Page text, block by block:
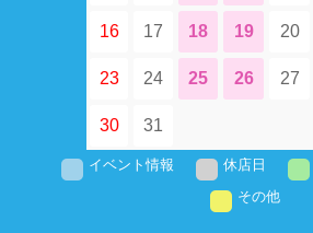
16 17 18 19 20
23 24 25 26 27
30 31
イベント情報 休店日
その他